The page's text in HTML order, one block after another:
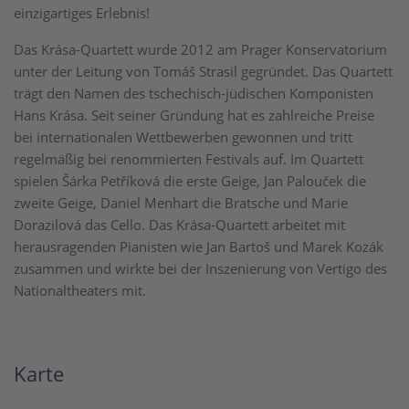
einzigartiges Erlebnis!
Das Krása-Quartett wurde 2012 am Prager Konservatorium
unter der Leitung von Tomáš Strasil gegründet. Das Quartett
trägt den Namen des tschechisch-jüdischen Komponisten
Hans Krása. Seit seiner Gründung hat es zahlreiche Preise
bei internationalen Wettbewerben gewonnen und tritt
regelmäßig bei renommierten Festivals auf. Im Quartett
spielen Šárka Petříková die erste Geige, Jan Palouček die
zweite Geige, Daniel Menhart die Bratsche und Marie
Dorazilová das Cello. Das Krása-Quartett arbeitet mit
herausragenden Pianisten wie Jan Bartoš und Marek Kozák
zusammen und wirkte bei der Inszenierung von Vertigo des
Nationaltheaters mit.
Karte